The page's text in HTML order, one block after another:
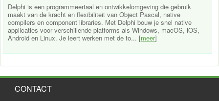
Delphi is een programmeertaal en ontwikkelomgeving die gebruik
maakt van de kracht en flexibiliteit van Object Pascal, native
compilers en component libraries. Met Delphi bouw je snel native
applicaties voor verschillende platforms als Windows, macOS, iOS,
Android en Linux. Je leert werken met de to... [meer]
CONTACT